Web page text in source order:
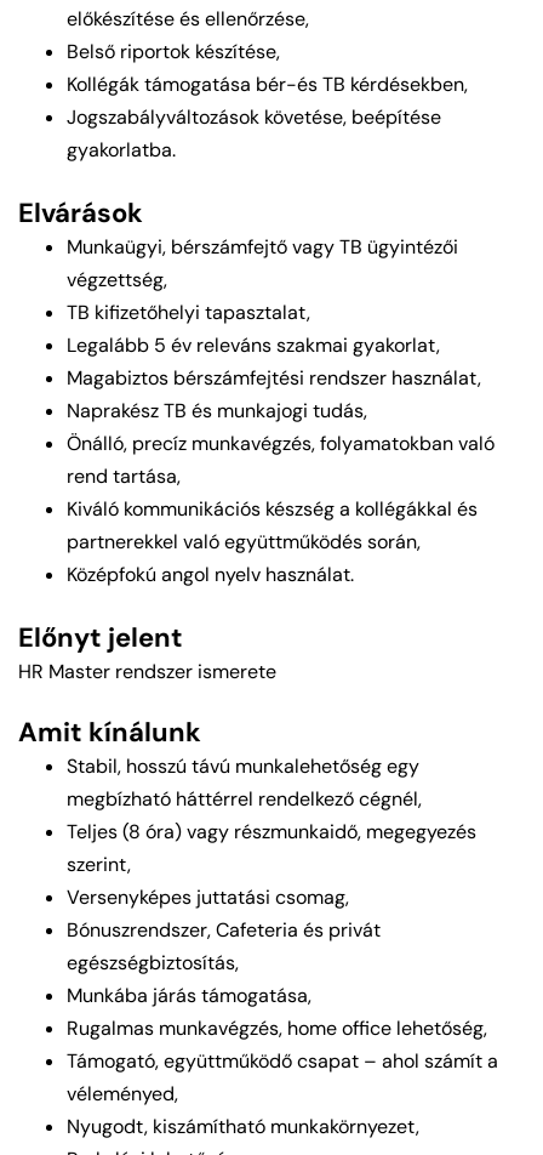
előkészítése és ellenőrzése,
Belső riportok készítése,
Kollégák támogatása bér-és TB kérdésekben,
Jogszabályváltozások követése, beépítése
gyakorlatba.
Elvárások
Munkaügyi, bérszámfejtő vagy TB ügyintézői
végzettség,
TB kifizetőhelyi tapasztalat,
Legalább 5 év releváns szakmai gyakorlat,
Magabiztos bérszámfejtési rendszer használat,
Naprakész TB és munkajogi tudás,
Önálló, precíz munkavégzés, folyamatokban való
rend tartása,
Kiváló kommunikációs készség a kollégákkal és
partnerekkel való együttműködés során,
Középfokú angol nyelv használat.
Előnyt jelent
HR Master rendszer ismerete
Amit kínálunk
Stabil, hosszú távú munkalehetőség egy
megbízható háttérrel rendelkező cégnél,
Teljes (8 óra) vagy részmunkaidő, megegyezés
szerint,
Versenyképes juttatási csomag,
Bónuszrendszer, Cafeteria és privát
egészségbiztosítás,
Munkába járás támogatása,
Rugalmas munkavégzés, home office lehetőség,
Támogató, együttműködő csapat – ahol számít a
véleményed,
Nyugodt, kiszámítható munkakörnyezet,